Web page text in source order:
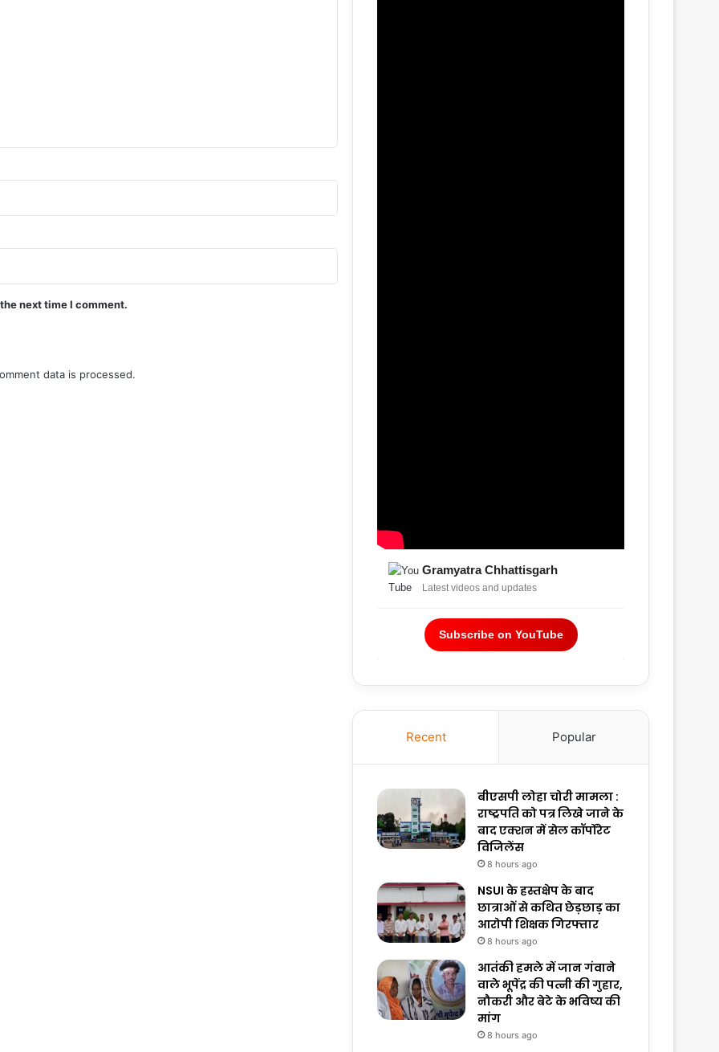
next time I comment.
data is processed.
Gramyatra Chhattisgarh
Latest videos and updates
Subscribe on YouTube
Recent Popular
बीएसपी लोहा चोरी मामला :
राष्ट्रपति को पत्र लिखे जाने के
बाद एक्शन में सेल कॉर्पोरेट
विजिलेंस
8 hours ago
NSUI के हस्तक्षेप के बाद
छात्राओं से कथित छेड़छाड़ का
आरोपी शिक्षक गिरफ्तार
8 hours ago
आतंकी हमले में जान गंवाने
वाले भूपेंद्र की पत्नी की गुहार,
नौकरी और बेटे के भविष्य की
मांग
8 hours ago